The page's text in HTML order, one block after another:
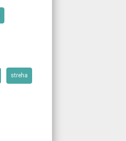
streha